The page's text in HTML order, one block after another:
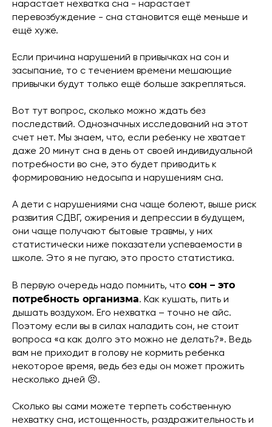
нарастает нехватка сна - нарастает
перевозбуждение - сна становится ещё меньше и
ещё хуже.
Если причина нарушений в привычках на сон и
засыпание, то с течением времени мешающие
привычки будут только ещё больше закрепляться.
Вот тут вопрос, сколько можно ждать без
последствий. Однозначных исследований на этот
счет нет. Мы знаем, что, если ребенку не хватает
даже 20 минут сна в день от своей индивидуальной
потребности во сне, это будет приводить к
формированию недосыпа и нарушениям сна.
А дети с нарушениями сна чаще болеют, выше риск
развития СДВГ, ожирения и депрессии в будущем,
они чаще получают бытовые травмы, у них
статистически ниже показатели успеваемости в
школе. Это я не пугаю, это просто статистика.
В первую очередь надо помнить, что сон – это
потребность организма. Как кушать, пить и
дышать воздухом. Его нехватка – точно не айс.
Поэтому если вы в силах наладить сон, не стоит
вопроса «а как долго это можно не делать?». Ведь
вам не приходит в голову не кормить ребенка
некоторое время, ведь без еды он может прожить
несколько дней 😣.
Сколько вы сами можете терпеть собственную
нехватку сна, истощенность, раздражительность и